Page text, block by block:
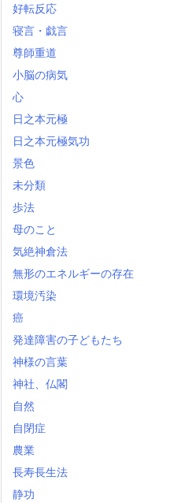
好転反応
寝言・戯言
尊師重道
小脳の病気
心
日之本元極
日之本元極気功
景色
未分類
歩法
母のこと
気絶神倉法
無形のエネルギーの存在
環境汚染
癌
発達障害の子どもたち
神様の言葉
神社、仏閣
自然
自閉症
農業
長寿長生法
静功